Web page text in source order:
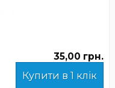
35,00 грн.
Купити в 1 клік